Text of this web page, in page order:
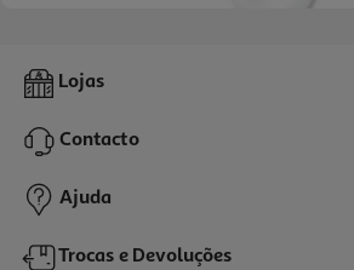
Botão Inteligente Tp-Link Tapo S200b Branco
14,99 €
Lojas
Contacto
Ajuda
Trocas e Devoluções